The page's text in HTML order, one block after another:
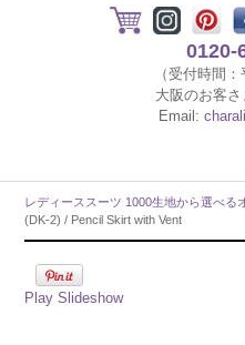
0120-
（受付時間：
大阪のお客
Email:
レディーススーツ 1000生地から選べる
(DK-2) / Pencil Skirt with Vent
Play Slideshow